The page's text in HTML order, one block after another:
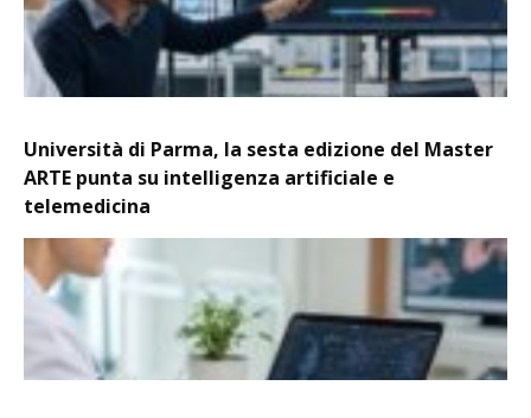
Università di Parma, la sesta edizione del Master
ARTE punta su intelligenza artificiale e
telemedicina